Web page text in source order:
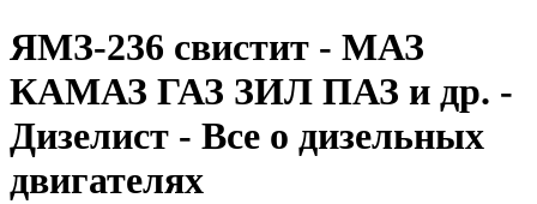
ЯМЗ-236 свистит - МАЗ
КАМАЗ ГАЗ ЗИЛ ПАЗ и др. -
Дизелист - Все о дизельных
двигателях